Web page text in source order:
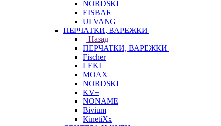
NORDSKI
EISBAR
ULVANG
ПЕРЧАТКИ, ВАРЕЖКИ
Назад
ПЕРЧАТКИ, ВАРЕЖКИ
Fischer
LEKI
MOAX
NORDSKI
KV+
NONAME
Bivium
KinetiXx